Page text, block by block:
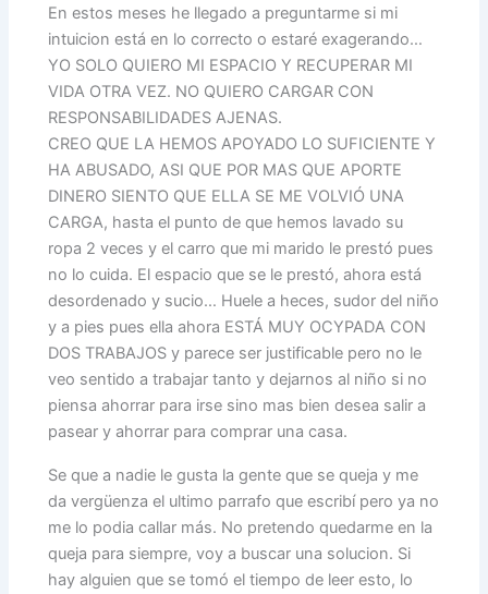
En estos meses he llegado a preguntarme si mi
intuicion está en lo correcto o estaré exagerando…
YO SOLO QUIERO MI ESPACIO Y RECUPERAR MI
VIDA OTRA VEZ. NO QUIERO CARGAR CON
RESPONSABILIDADES AJENAS.
CREO QUE LA HEMOS APOYADO LO SUFICIENTE Y
HA ABUSADO, ASI QUE POR MAS QUE APORTE
DINERO SIENTO QUE ELLA SE ME VOLVIÓ UNA
CARGA, hasta el punto de que hemos lavado su
ropa 2 veces y el carro que mi marido le prestó pues
no lo cuida. El espacio que se le prestó, ahora está
desordenado y sucio… Huele a heces, sudor del niño
y a pies pues ella ahora ESTÁ MUY OCYPADA CON
DOS TRABAJOS y parece ser justificable pero no le
veo sentido a trabajar tanto y dejarnos al niño si no
piensa ahorrar para irse sino mas bien desea salir a
pasear y ahorrar para comprar una casa.
Se que a nadie le gusta la gente que se queja y me
da vergüenza el ultimo parrafo que escribí pero ya no
me lo podia callar más. No pretendo quedarme en la
queja para siempre, voy a buscar una solucion. Si
hay alguien que se tomó el tiempo de leer esto, lo